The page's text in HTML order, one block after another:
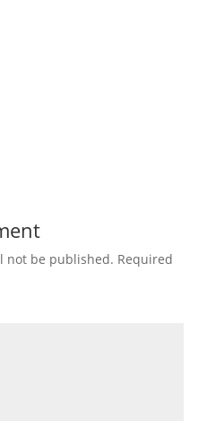
not be published. Required